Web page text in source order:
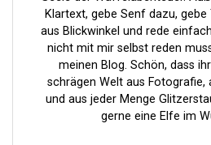
Klartext, gebe Senf dazu, gebe
aus Blickwinkel und rede
nicht mit mir selbst reden
meinen Blog. Schön, dass
schrägen Welt aus Fotografie,
und aus jeder Menge
gerne eine Elfe im